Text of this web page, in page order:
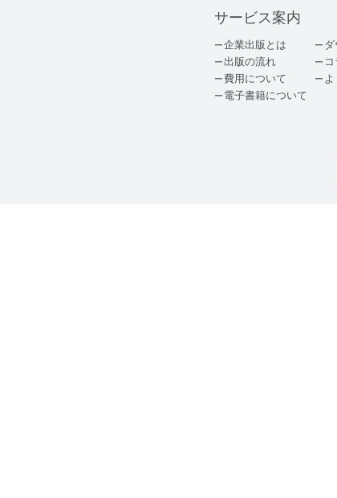
サービス案内
企業出版とは
出版の流れ
費用について
電子書籍について
よ